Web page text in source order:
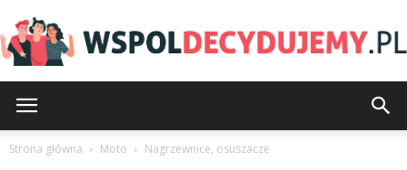
Strona główna Moto Nagrzewnice, osuszacze